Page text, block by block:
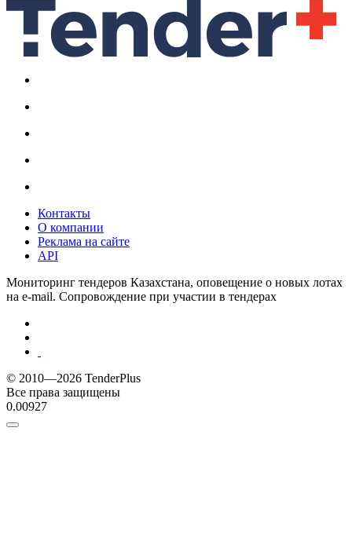
Контакты
О компании
Реклама на сайте
API
Мониторинг тендеров Казахстана, оповещение о новых лотах
на e-mail. Сопровождение при участии в тендерах
© 2010—2026 TenderPlus
Все права защищены
0.00927